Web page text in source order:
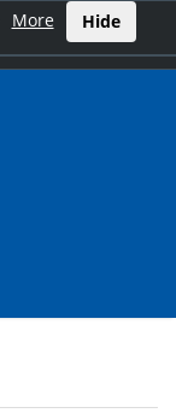
More Hide